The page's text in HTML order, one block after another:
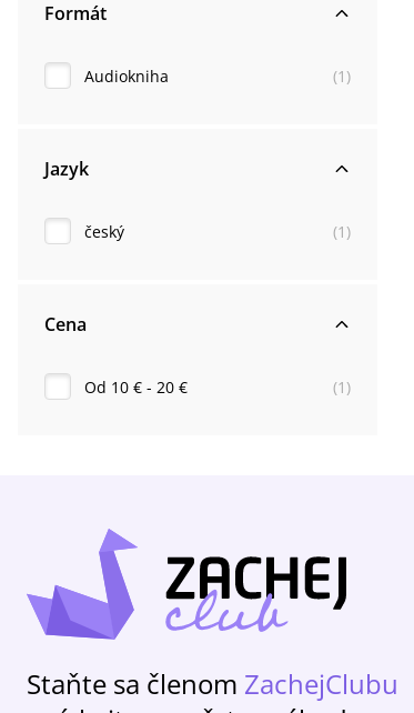
Formát
Audiokniha (1 )
Jazyk
český (1 )
Cena
Od 10 € - 20 € (1 )
Staňte sa členom ZachejClubu